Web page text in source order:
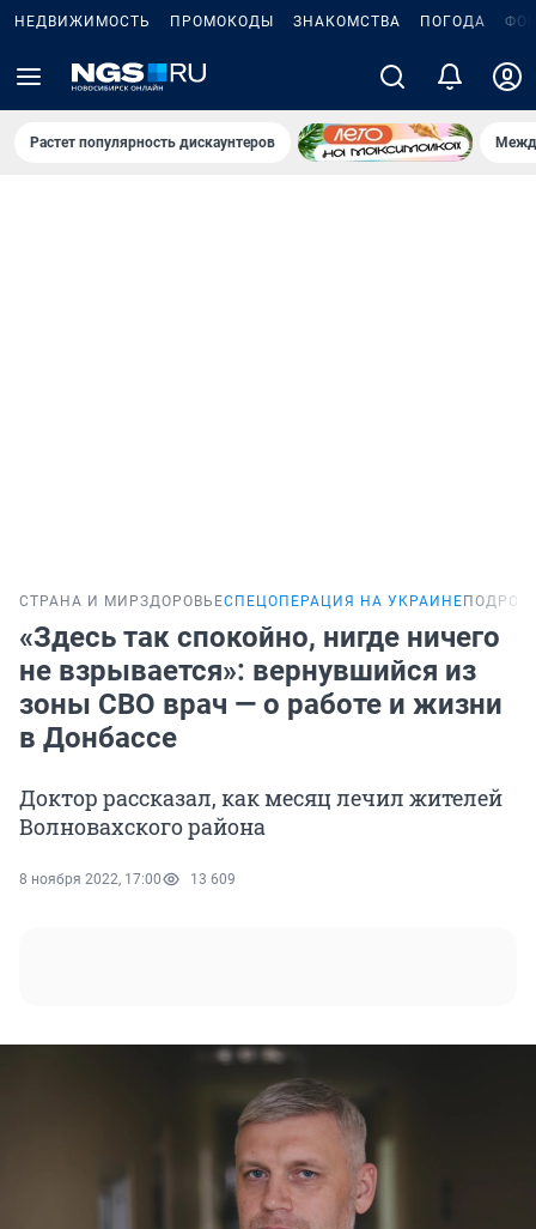
НЕДВИЖИМОСТЬ ПРОМОКОДЫ ЗНАКОМСТВА ПОГОДА
Растет популярность дискаунтеров
СТРАНА И МИРЗДОРОВЬЕСПЕЦОПЕРАЦИЯ НА УКРАИНЕ
«Здесь так спокойно, нигде ничего
не взрывается»: вернувшийся из
зоны СВО врач — о работе и жизни
в Донбассе
Доктор рассказал, как месяц лечил жителей
Волновахского района
8 ноября 2022, 17:00 13 609